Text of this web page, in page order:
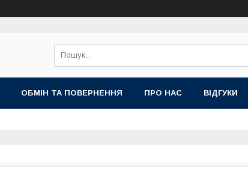
ОБМІН ТА ПОВЕРНЕННЯ ПРО НАС ВІДГУКИ